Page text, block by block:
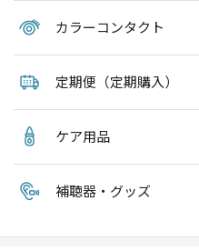
カラーコンタクト
定期便（定期購入）
ケア用品
補聴器・グッズ